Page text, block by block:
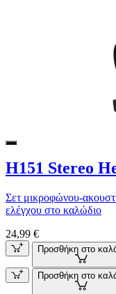
H151 Stereo
Σετ μικροφώνου-
ελέγχου στο καλώδιο
24,99 €
Προσθήκη στο
Προσθήκη στο